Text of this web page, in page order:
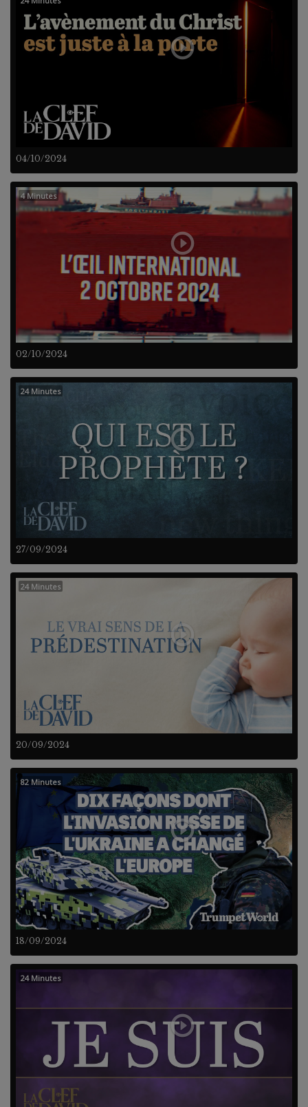
04/10/2024
02/10/2024
4 Minutes
27/09/2024
24 Minutes
20/09/2024
24 Minutes
18/09/2024
82 Minutes
24 Minutes